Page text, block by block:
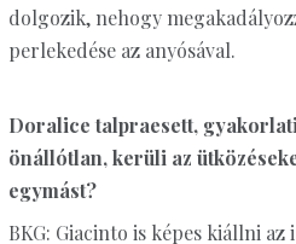
dolgozik, nehogy
perlekedése az anyósával.
Doralice talpraesett,
önállótlan, kerüli az
egymást?
BKG: Giacinto is képes kiállni